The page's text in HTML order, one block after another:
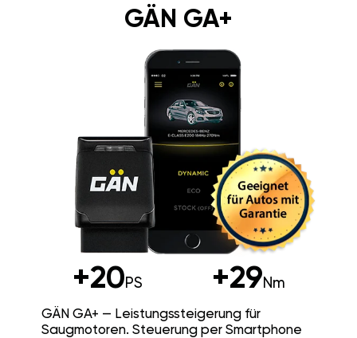
GÄN GA+
+20PS +29Nm
GÄN GA+ — Leistungssteigerung für
Saugmotoren. Steuerung per Smartphone